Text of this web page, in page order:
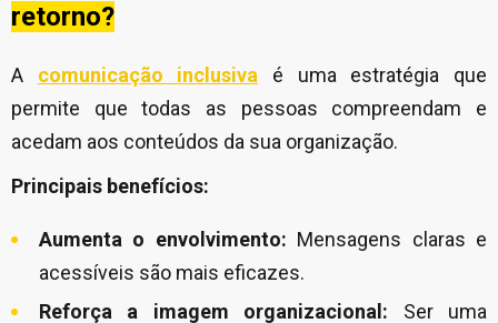
retorno?
A comunicação inclusiva é uma estratégia que
permite que todas as pessoas compreendam e
acedam aos conteúdos da sua organização.
Principais benefícios:
Aumenta o envolvimento: Mensagens claras e
acessíveis são mais eficazes.
Reforça a imagem organizacional: Ser uma